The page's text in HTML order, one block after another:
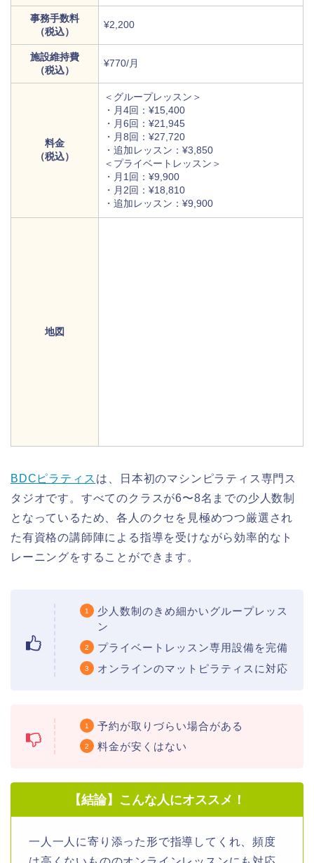
事務手数料
（税込）
¥2,200
施設維持費
（税込）
¥770/月
料金
（税込）
＜グループレッスン＞
・月4回：¥15,400
・月6回：¥21,945
・月8回：¥27,720
・追加レッスン：¥3,850
＜プライベートレッスン＞
・月1回：¥9,900
・月2回：¥18,810
・追加レッスン：¥9,900
地図
BDCピラティス は、日本初のマシンピラティス専門ス
タジオです。すべてのクラスが6〜8名までの少人数制
となっているため、各人のクセを見極めつつ厳選され
た有資格の講師陣による指導を受けながら効率的なト
レーニングをすることができます。
少人数制のきめ細かいグループレッス
ン
プライベートレッスン専用設備を完備
オンラインのマットピラティスに対応
予約が取りづらい場合がある
料金が安くはない
【結論】こんな人にオススメ！
一人一人に寄り添った形で指導してくれ、頻度